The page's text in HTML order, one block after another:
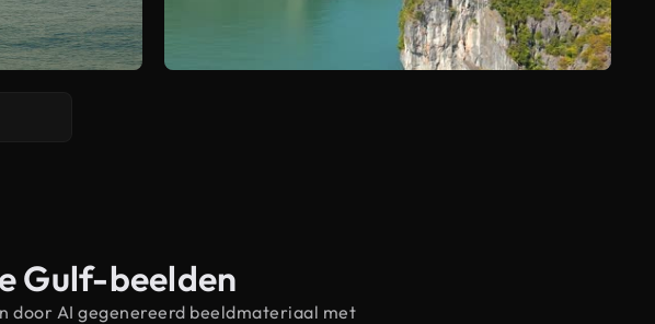
Gulf-beelden
door AI gegenereerd beeldmateriaal met